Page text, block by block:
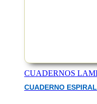
CUADERNOS
CUADERNO